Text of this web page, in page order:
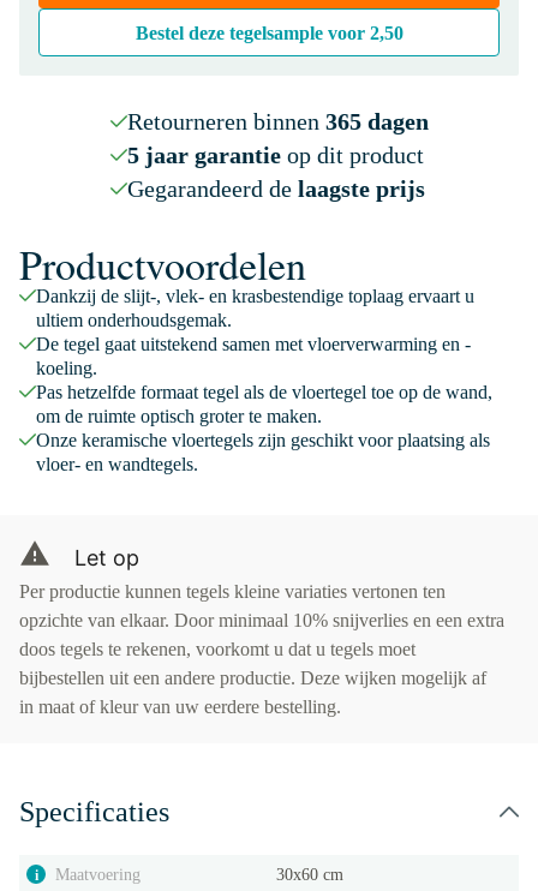
Bestel deze tegelsample voor 2,50
Retourneren binnen 365 dagen
5 jaar garantieop dit product
Gegarandeerd de laagste prijs
Productvoordelen
Dankzij de slijt-, vlek- en krasbestendige toplaag ervaart u
ultiem onderhoudsgemak.
De tegel gaat uitstekend samen met vloerverwarming en -
koeling.
Pas hetzelfde formaat tegel als de vloertegel toe op de wand,
om de ruimte optisch groter te maken.
Onze keramische vloertegels zijn geschikt voor plaatsing als
vloer- en wandtegels.
Let op
Per productie kunnen tegels kleine variaties vertonen ten
opzichte van elkaar. Door minimaal 10% snijverlies en een extra
doos tegels te rekenen, voorkomt u dat u tegels moet
bijbestellen uit een andere productie. Deze wijken mogelijk af
in maat of kleur van uw eerdere bestelling.
Specificaties
i Maatvoering 30x60 cm